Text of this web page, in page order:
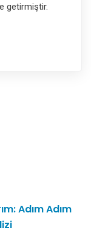
getirmiştir.
Adım Adım